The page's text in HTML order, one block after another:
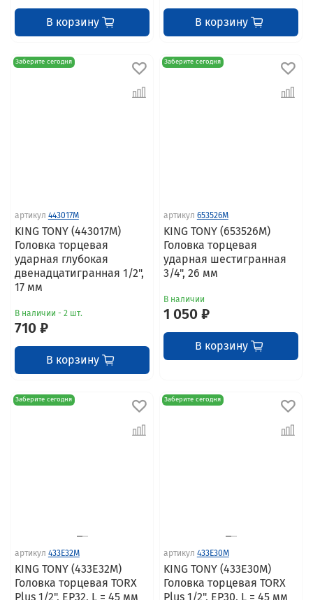
В корзину В корзину
Заберите сегодня
артикул 443017M
KING TONY (443017M)
Головка торцевая
ударная глубокая
двенадцатигранная 1/2",
17 мм
В наличии - 2 шт.
710 ₽
В корзину
Заберите сегодня
артикул 653526M
KING TONY (653526M)
Головка торцевая
ударная шестигранная
3/4", 26 мм
В наличии
1 050 ₽
В корзину
Заберите сегодня
артикул 433E32M
KING TONY (433E32M)
Головка торцевая TORX
Plus 1/2", EP32, L = 45 мм
Заберите сегодня
артикул 433E30M
KING TONY (433E30M)
Головка торцевая TORX
Plus 1/2", EP30, L = 45 мм